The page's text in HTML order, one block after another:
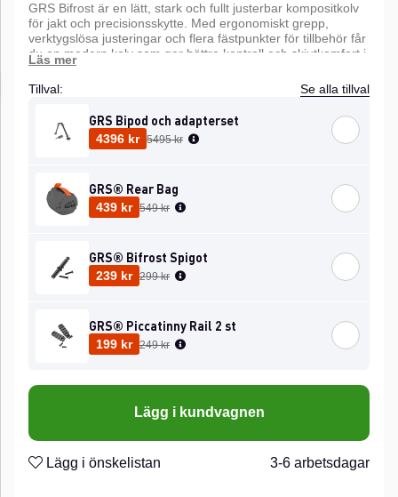
GRS Bifrost är en lätt, stark och fullt justerbar kompositkolv
för jakt och precisionsskytte. Med ergonomiskt grepp,
verktygslösa justeringar och flera fästpunkter för tillbehör får
du en modern kolv som ger bättre kontroll och skjutkomfort i
alla väder.
Tillval:
Se alla tillval
GRS Bipod och adapterset
4396 kr
Ordinarie pris:
5495 kr
GRS® Rear Bag
439 kr
Ordinarie pris:
549 kr
GRS® Bifrost Spigot
239 kr
Ordinarie pris:
299 kr
GRS® Piccatinny Rail 2 st
199 kr
Ordinarie pris:
249 kr
Lägg i kundvagnen
Lägg i önskelistan 3-6 arbetsdagar